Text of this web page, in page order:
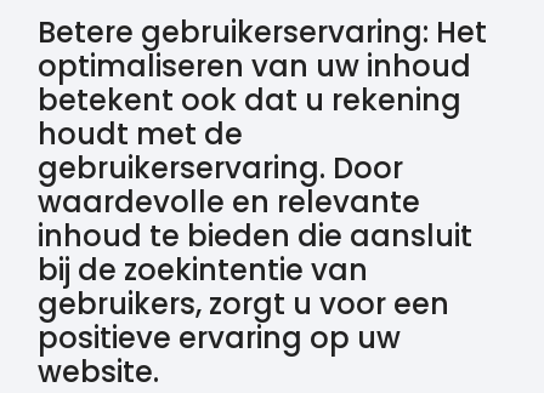
Betere gebruikerservaring: Het
optimaliseren van uw inhoud
betekent ook dat u rekening
houdt met de
gebruikerservaring. Door
waardevolle en relevante
inhoud te bieden die aansluit
bij de zoekintentie van
gebruikers, zorgt u voor een
positieve ervaring op uw
website.